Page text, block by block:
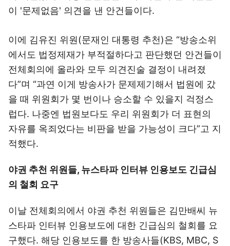
이 '문제없음' 의견을 낸 안건들이다.
이에 김유진 위원(문재인 대통령 추천)은 “방송소위
에서도 법정제재가 부적절하다고 판단했던 안건들이
전체회의에 올라와 모두 의견진술 결정이 내려졌
다”며 “과연 이게 방송사가 문제제기해서 법원에 갔
을 때 위원회가 몇 번이나 승소할 수 있을지 걱정스
럽다. 나중엔 법원보다도 우리 위원회가 더 표현의
자유를 옥죄었다는 비판을 받을 가능성이 크다”고 지
적했다.
야권 추천 위원들, 뉴스타파 인터뷰 인용보도 긴급심
의 철회 요구
이날 전체회의에서 야권 추천 위원들은 김만배씨 뉴
스타파 인터뷰 인용보도에 대한 긴급심의 철회를 요
구했다. 해당 인용보도를 한 방송사들(KBS, MBC, S